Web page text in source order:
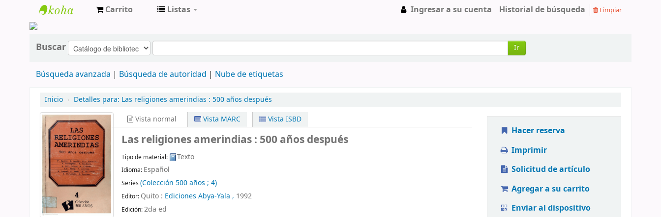
Carrito Listas Ingresar a su cuenta Historial de búsqueda Limpiar
Buscar Ir
Búsqueda avanzada Búsqueda de autoridad Nube de etiquetas
Inicio › Detalles para: Las religiones amerindias : 500 años después
Vista normal
Vista MARC Vista ISBD
Las religiones amerindias : 500 años después
Tipo de material: Texto
Idioma: Español
Series (Colección 500 años ; 4)
Editor: Quito : Ediciones Abya-Yala , 1992
Edición:2da ed
Hacer reserva
Imprimir
Solicitud de artículo
Agregar a su carrito
Enviar al dispositivo